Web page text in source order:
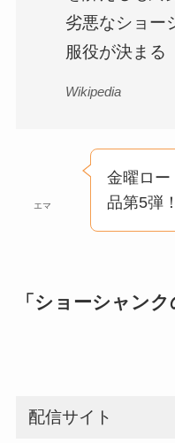
劣悪なショー
服役が決まる
Wikipedia
エマ
金曜ロー
品第5弾！
「ショーシャン
配信サイト